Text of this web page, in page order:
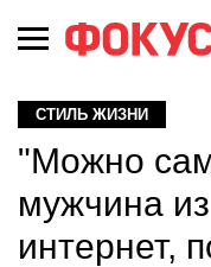
СТИЛЬ ЖИЗНИ
"Можно
мужчина
интернет,